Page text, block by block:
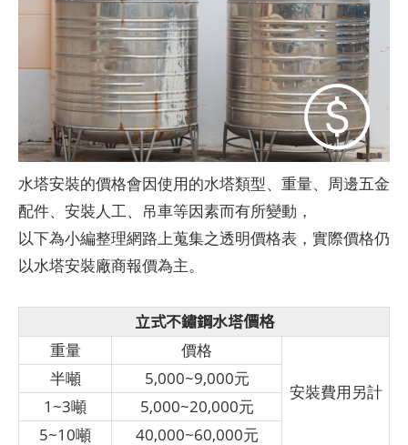
水塔安裝的價格會因使用的水塔類型、重量、周邊五金
配件、安裝人工、吊車等因素而有所變動，
以下為小編整理網路上蒐集之透明價格表，實際價格仍
以水塔安裝廠商報價為主。
立式不鏽鋼水塔價格
重量
價格
安裝費用另計
半噸
5,000~9,000元
1~3噸
5,000~20,000元
5~10噸
40,000~60,000元